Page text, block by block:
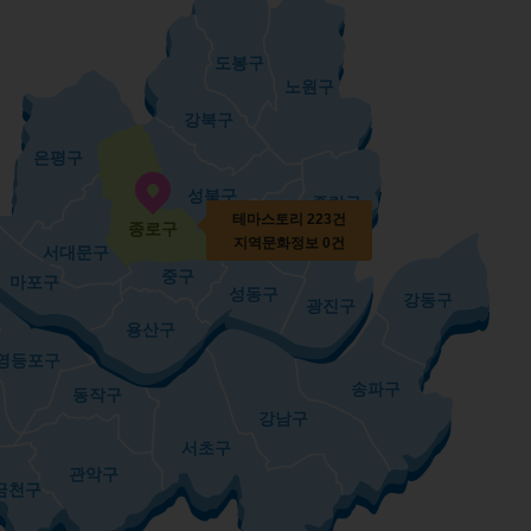
강남구
강동구
강북구
관악구
광진구
천구
노원구
도봉구
동대문구
동작구
마포구
서대문구
서초구
성동구
성북구
송파구
등포구
용산구
은평구
종로구 테마스토리 223건
지역문화정보 0건
중구
중랑구